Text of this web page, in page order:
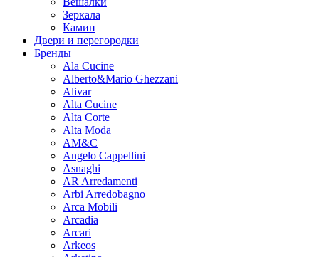
Зеркала
Камин
Двери и перегородки
Бренды
Ala Cucine
Alberto&Mario Ghezzani
Alivar
Alta Cucine
Alta Corte
Alta Moda
AM&C
Angelo Cappellini
Asnaghi
AR Arredamenti
Arbi Arredobagno
Arca Mobili
Arcadia
Arcari
Arkeos